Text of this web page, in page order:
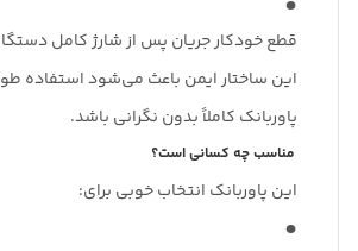
قطع خودکار جریان پس از شارژ کامل
این ساختار ایمن باعث می‌شود استفاده
پاوربانک کاملاً بدون نگرانی باشد.
مناسب چه کسانی است؟
این پاوربانک انتخاب خوبی برای: